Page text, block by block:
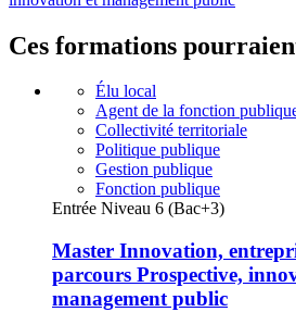
Ces formations
Élu local
Agent de la fonction
Collectivité territoriale
Politique publique
Gestion publique
Fonction publique
Entrée Niveau 6 (Bac+3)
Master Innovation,
parcours Prospective,
management public